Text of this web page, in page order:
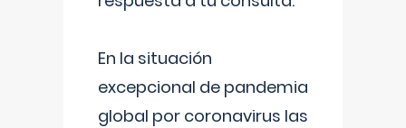
En la situación
excepcional de pandemia
global por coronavirus las